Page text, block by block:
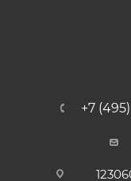
+7